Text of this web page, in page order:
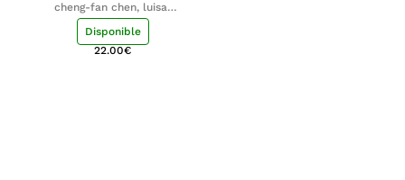
cheng-fan chen, luisa;
shu-ying chang, luisa
Disponible
22.00€